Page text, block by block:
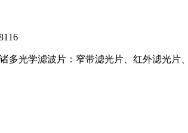
光学滤波片：窄带滤光片、红外滤光